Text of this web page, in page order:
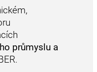
průmyslu a